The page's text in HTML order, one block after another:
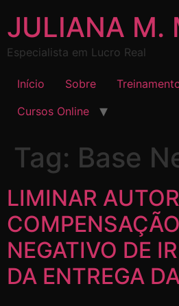
JULIANA M.
Especialista em Lucro Real
Início Sobre
Cursos Online
Tag: Base
LIMINAR
NEGATIVO DE
DA ENTREGA